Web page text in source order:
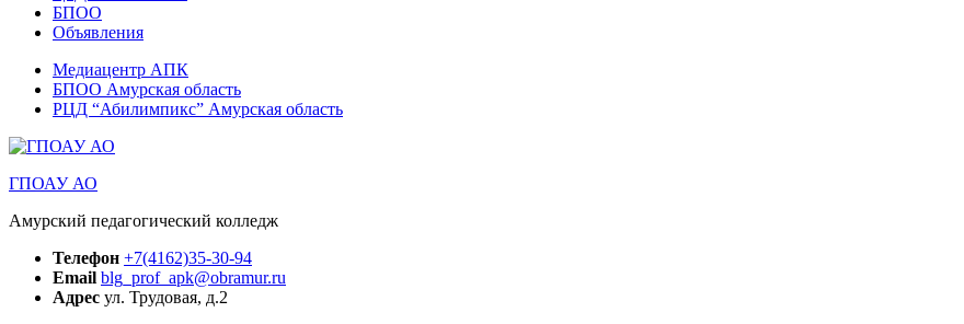
БПОО
Объявления
Медиацентр АПК
БПОО Амурская область
РЦД “Абилимпикс” Амурская область
ГПОАУ АО
Амурский педагогический колледж
Телефон +7(4162)35-30-94
Email blg_prof_apk@obramur.ru
Адрес ул. Трудовая, д.2